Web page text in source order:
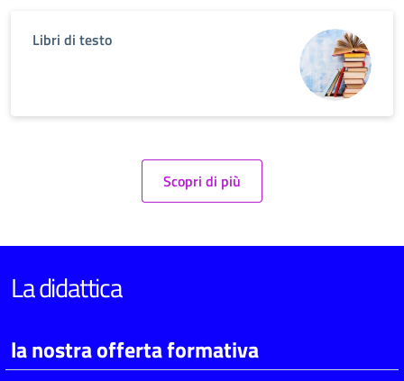
Libri di testo
Scopri di più
La didattica
la nostra offerta formativa